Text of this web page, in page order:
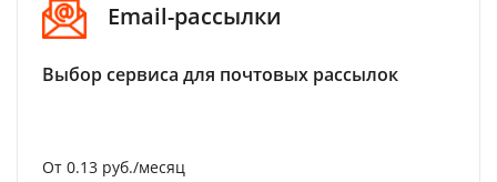
Email-рассылки
Выбор сервиса для почтовых рассылок
От 0.13 руб./месяц